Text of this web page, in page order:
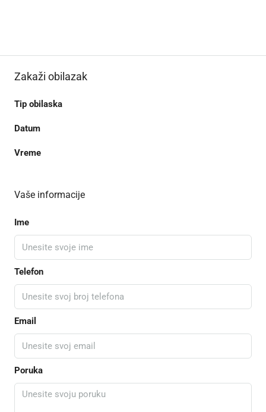
Zakaži obilazak
Tip obilaska
Datum
Vreme
Vaše informacije
Ime
Telefon
Email
Poruka